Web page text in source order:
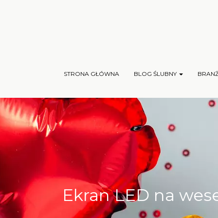
STRONA GŁÓWNA BLOG ŚLUBNY
Ekran LED na